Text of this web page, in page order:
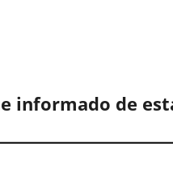
informado de